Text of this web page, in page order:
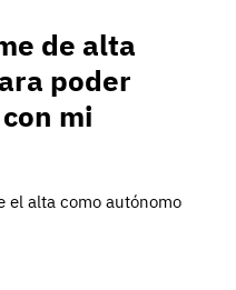
de alta
poder
mi
el alta como autónomo